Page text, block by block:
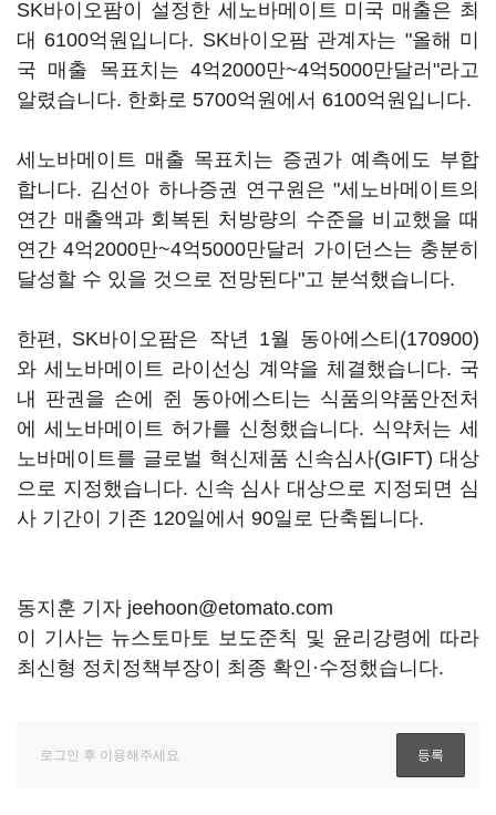
SK바이오팜이 설정한 세노바메이트 미국 매출은 최
대 6100억원입니다. SK바이오팜 관계자는 "올해 미
국 매출 목표치는 4억2000만~4억5000만달러"라고
알렸습니다. 한화로 5700억원에서 6100억원입니다.
세노바메이트 매출 목표치는 증권가 예측에도 부합
합니다. 김선아 하나증권 연구원은 "세노바메이트의
연간 매출액과 회복된 처방량의 수준을 비교했을 때
연간 4억2000만~4억5000만달러 가이던스는 충분히
달성할 수 있을 것으로 전망된다"고 분석했습니다.
한편, SK바이오팜은 작년 1월 동아에스티(170900)
와 세노바메이트 라이선싱 계약을 체결했습니다. 국
내 판권을 손에 쥔 동아에스티는 식품의약품안전처
에 세노바메이트 허가를 신청했습니다. 식약처는 세
노바메이트를 글로벌 혁신제품 신속심사(GIFT) 대상
으로 지정했습니다. 신속 심사 대상으로 지정되면 심
사 기간이 기존 120일에서 90일로 단축됩니다.
동지훈 기자 jeehoon@etomato.com
이 기사는 뉴스토마토 보도준칙 및 윤리강령에 따라
최신형 정치정책부장이 최종 확인·수정했습니다.